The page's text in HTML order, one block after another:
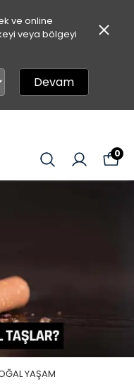
ve online
veya bölgeyi
Devam
0
YAŞAM